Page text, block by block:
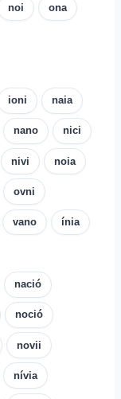
noi ona
ioni naia
nano nici
nivi noia
ovni
vano ínia
nació
noció
novii
nívia